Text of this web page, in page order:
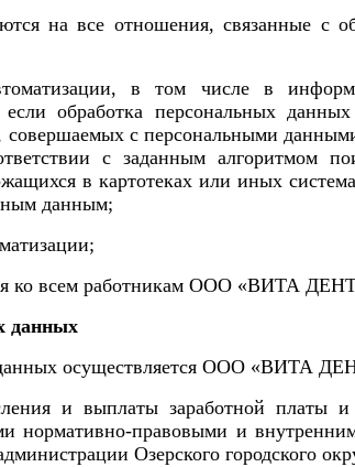
на все отношения, связанные с
в том числе в
обработка персональных
совершаемых с персональными
с заданным алгоритмом
в картотеках или иных
данным;
ко всем работникам ООО «ВИТА
данных
осуществляется ООО «ВИТА
и выплаты заработной платы и
нормативно-правовыми и
Озерского городского